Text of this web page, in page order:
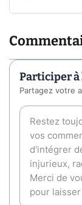
Participer à
Partagez votre